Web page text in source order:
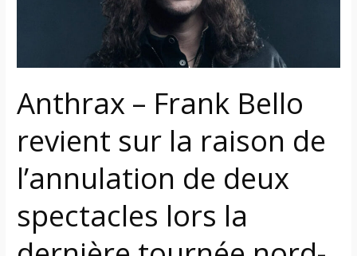
Anthrax – Frank Bello
revient sur la raison de
l’annulation de deux
spectacles lors la
de
de
spectacles
lors
tournée
nord-